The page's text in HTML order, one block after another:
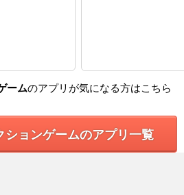
ームのアプリが気になる方はこちら
ションゲームのアプリ一覧